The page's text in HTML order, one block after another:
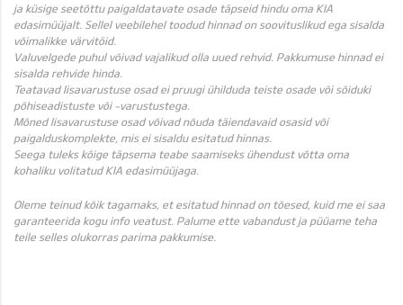
ja küsige seetõttu paigaldatavate osade täpseid hindu oma KIA
edasimüüjalt. Sellel veebilehel toodud hinnad on soovituslikud ega sisalda
võimalikke värvitöid.
Valuvelgede puhul võivad vajalikud olla uued rehvid. Pakkumuse hinnad ei
sisalda rehvide hinda.
Teatavad lisavarustuse osad ei pruugi ühilduda teiste osade või sõiduki
põhiseadistuste või -varustustega.
Mõned lisavarustuse osad võivad nõuda täiendavaid osasid või
paigalduskomplekte, mis ei sisaldu esitatud hinnas.
Seega tuleks kõige täpsema teabe saamiseks ühendust võtta oma
kohaliku volitatud KIA edasimüüjaga.
Oleme teinud kõik tagamaks, et esitatud hinnad on tõesed, kuid me ei saa
garanteerida kogu info veatust. Palume ette vabandust ja püüame teha
teile selles olukorras parima pakkumise.